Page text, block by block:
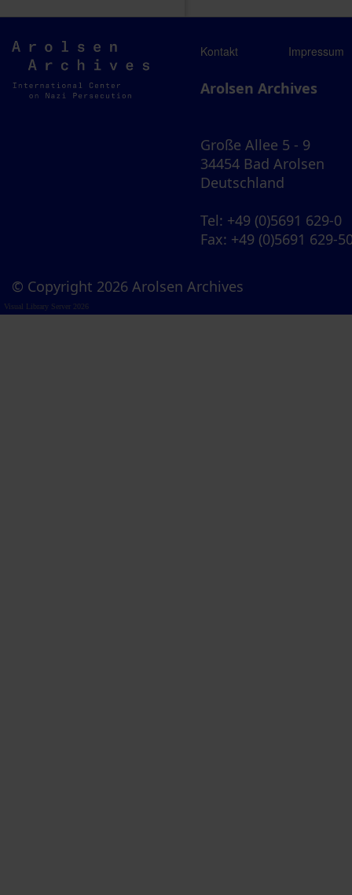
Arolsen
Archives
Kontakt Impressum
Arolsen Archives
Große Allee 5 - 9
34454 Bad Arolsen
Deutschland
Tel: +49 (0)5691 629-0
Fax: +49 (0)5691 629-
© Copyright 2026 Arolsen Archives
Visual Library Server 2026